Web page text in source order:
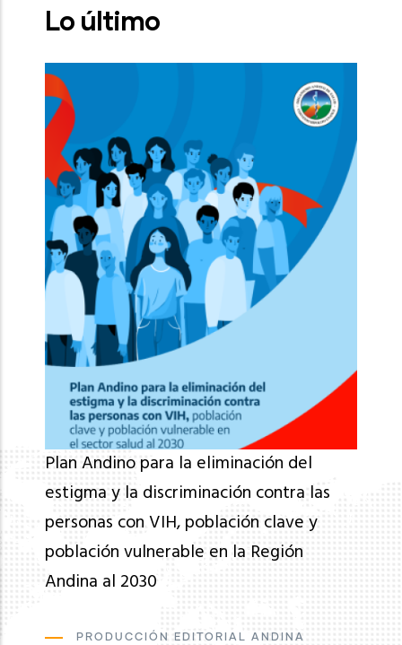
Lo último
Plan Andino para la eliminación del
estigma y la discriminación contra las
personas con VIH, población clave y
población vulnerable en la Región
Andina al 2030
PRODUCCIÓN EDITORIAL ANDINA